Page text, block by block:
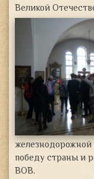
Великой
победу страны и
ВОВ.